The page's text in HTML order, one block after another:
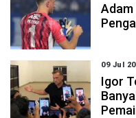
Adam
09 Jul
Igor